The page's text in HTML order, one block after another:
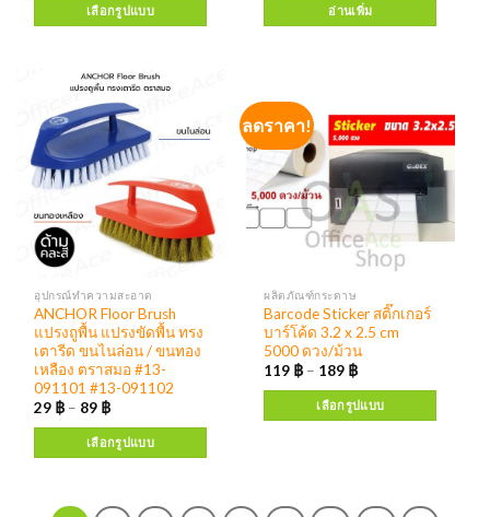
อ่านเพิ่ม
อุปกรณ์ทำความสะอาด
ANCHOR Floor Brush
แปรงถูพื้น แปรงขัดพื้น ทรง
เตารีด ขนไนล่อน / ขนทอง
เหลือง ตราสมอ #13-
091101 #13-091102
29 ฿ – 89 ฿
เลือกรูปแบบ
เลือกรูปแบบ
ลดราคา!
ผลิตภัณฑ์กระดาษ
Barcode Sticker สติ๊กเกอร์
บาร์โค้ด 3.2 x 2.5 cm
5000 ดวง/ม้วน
119 ฿ – 189 ฿
เลือกรูปแบบ